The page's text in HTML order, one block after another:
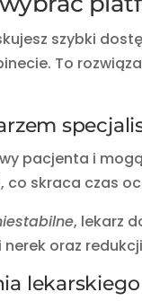
szybki
To
pacjenta i
co skraca czas
, lekarz
oraz